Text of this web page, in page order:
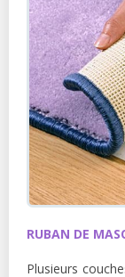
RUBAN DE
Plusieurs